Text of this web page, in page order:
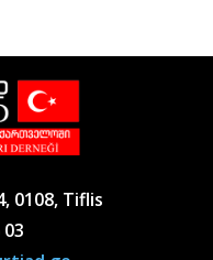
0108, Tiflis